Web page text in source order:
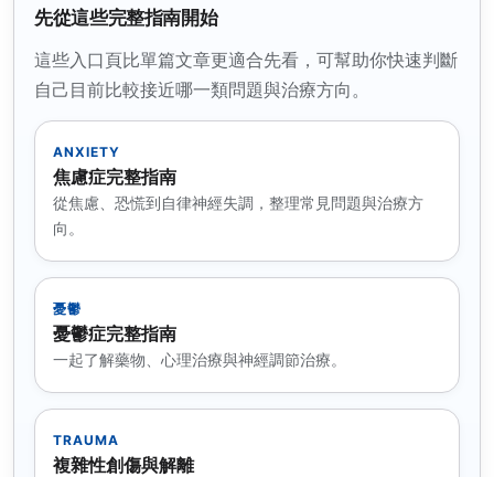
先從這些完整指南開始
這些入口頁比單篇文章更適合先看，可幫助你快速判斷
自己目前比較接近哪一類問題與治療方向。
ANXIETY
焦慮症完整指南
從焦慮、恐慌到自律神經失調，整理常見問題與治療方
向。
憂鬱
憂鬱症完整指南
一起了解藥物、心理治療與神經調節治療。
TRAUMA
複雜性創傷與解離